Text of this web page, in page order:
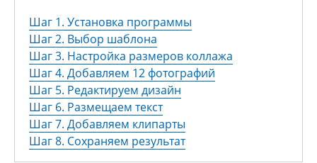
Шаг 1. Установка программы
Шаг 2. Выбор шаблона
Шаг 3. Настройка размеров коллажа
Шаг 4. Добавляем 12 фотографий
Шаг 5. Редактируем дизайн
Шаг 6. Размещаем текст
Шаг 7. Добавляем клипарты
Шаг 8. Сохраняем результат